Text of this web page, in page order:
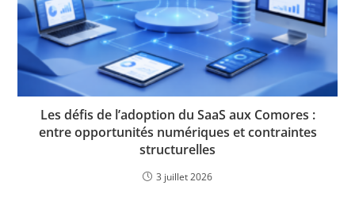
Les défis de l’adoption du SaaS aux Comores :
entre opportunités numériques et contraintes
structurelles
3 juillet 2026